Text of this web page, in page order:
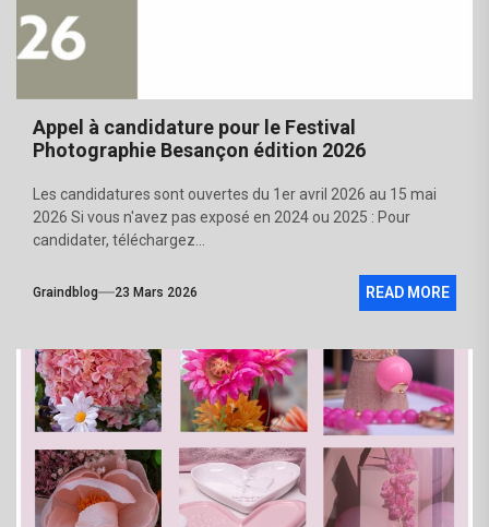
Appel à candidature pour le Festival
Photographie Besançon édition 2026
Les candidatures sont ouvertes du 1er avril 2026 au 15 mai
2026 Si vous n'avez pas exposé en 2024 ou 2025 : Pour
candidater, téléchargez...
Graindblog 23 Mars 2026 READ MORE